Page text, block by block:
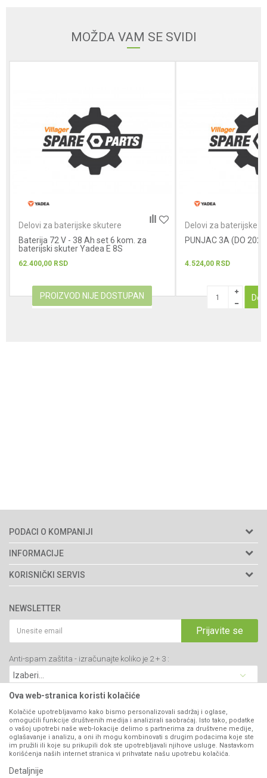
POŠALJI
MOŽDA VAM SE SVIDI
Delovi za baterijske skutere
Baterija 72 V - 38 Ah set 6 kom. za
baterijski skuter Yadea E 8S
62.400,00 RSD
PROIZVOD NIJE DOSTUPAN
Delovi za baterijske
PUNJAC 3A (DO
4.524,00 RSD
PODACI O KOMPANIJI
Agromarket doo
Adresa: Kraljevačkog bataljona 235/2
34000 Kragujevac, Srbija
webshop@agromarket.rs
PIB: 102135221
Matični broj: 07593252
INFORMACIJE
O nama
Prodavnice
Brendovi
Katalozi
Blog
Najčešća pitanja
KORISNIČKI SERVIS
Politika privatnosti
Kako kupiti
Isporuka
Click & Collect
Načini plaćanja
Plaćanje karticama
Web kredit Raiffeisen banke
Pravo na odustajanje
Reklamacije
NEWSLETTER
Prijavite se
Anti-spam zaštita - izračunajte koliko je 2 + 3 :
VIBER I SMS NEWSLETTER
Prijavite se
PRATITE NAS
Ova web-stranica koristi kolačiće
Kolačiće upotrebljavamo kako bismo personalizovali sadržaj i oglase,
omogućili funkcije društvenih medija i analizirali saobraćaj. Isto tako, podatke
o vašoj upotrebi naše web-lokacije delimo s partnerima za društvene medije,
oglašavanje i analizu, a oni ih mogu kombinovati s drugim podacima koje ste
im pružili ili koje su prikupili dok ste upotrebljavali njihove usluge. Nastavkom
korišćenja naših internet stranica vi prihvatate našu upotrebu kolačića.
Detaljnije